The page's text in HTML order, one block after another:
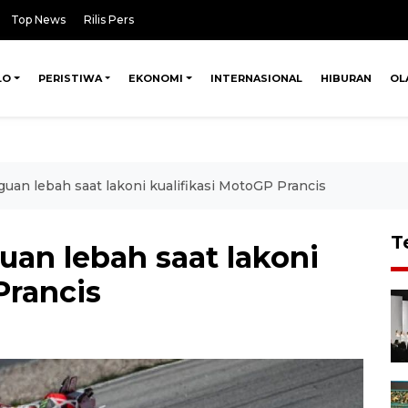
Top News Rilis Pers
PERISTIWA EKONOMI INTERNASIONAL HIBURAN
lebah saat lakoni kualifikasi MotoGP Prancis
lebah saat lakoni